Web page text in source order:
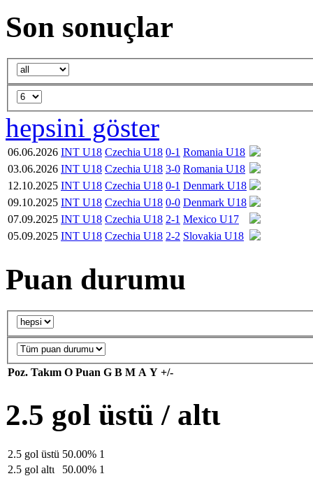
Son sonuçlar
hepsini göster
06.06.2026 INT U18 Czechia U18 0-1 Romania U18
03.06.2026 INT U18 Czechia U18 3-0 Romania U18
12.10.2025 INT U18 Czechia U18 0-1 Denmark U18
09.10.2025 INT U18 Czechia U18 0-0 Denmark U18
07.09.2025 INT U18 Czechia U18 2-1 Mexico U17
05.09.2025 INT U18 Czechia U18 2-2 Slovakia U18
Puan durumu
Poz. Takım O Puan G B M A Y +/-
2.5 gol üstü / altι
2.5 gol üstü 50.00% 1
2.5 gol altι
50.00% 1